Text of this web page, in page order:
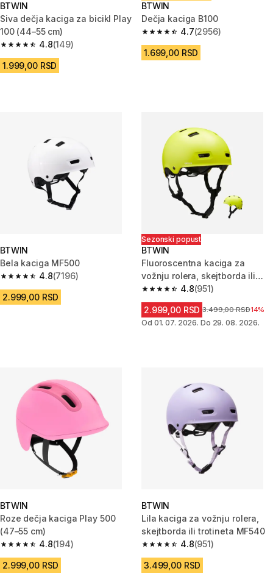
BTWIN
Siva dečja kaciga za bicikl Play
100 (44–55 cm)
4.8
4.8 od 5 zvezdica from 149 Recenzije
(149)
1.999,00 RSD
BTWIN
Dečja kaciga B100
4.7
4.7 od 5 zvezdica from 2956
(2956)
1.699,00 RSD
BTWIN
Bela kaciga MF500
4.8
4.8 od 5 zvezdica from 7196 Recenzije
(7196)
2.999,00 RSD
Sezonski popust
BTWIN
Fluoroscentna kaciga za
vožnju rolera, skejtborda ili
trotineta MF540
4.8
4.8 od 5 zvezdica from 951
(951)
2.999,00 RSD Cena pre sniženja
3.499,00 RSD14%
Od 01. 07. 2026. Do 29. 08. 2026.
BTWIN
Roze dečja kaciga Play 500
(47–55 cm)
4.8
4.8 od 5 zvezdica from 194 Recenzije
(194)
2.999,00 RSD
BTWIN
Lila kaciga za vožnju rolera,
skejtborda ili trotineta MF540
4.8
4.8 od 5 zvezdica from 951
(951)
3.499,00 RSD